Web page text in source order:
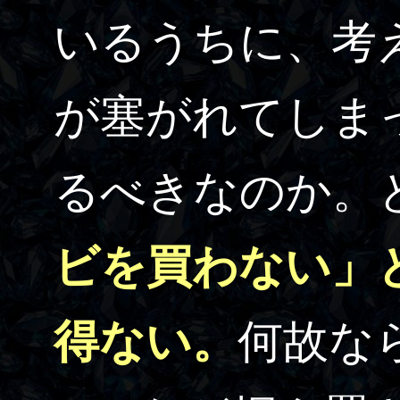
いるうちに、考
が塞がれてしま
るべきなのか。
ビを買わない」
得ない。 何故な